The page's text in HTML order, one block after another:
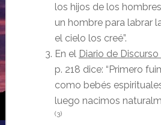
los hijos de los
un hombre para labrar
el cielo los creé”.
En el Diario de
p. 218 dice: “Primero
como bebés
luego nacimos
(3)